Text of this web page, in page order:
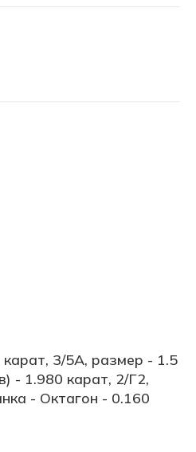
3/5А, размер - 1.5
- 1.980 карат, 2/Г2,
- Октагон - 0.160